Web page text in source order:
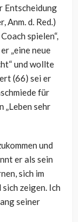
Entscheidung
Anm. d. Red.)
spielen“,
„eine neue
und wollte
(66) sei er
für
„Leben sehr
und
er als sein
sich im
zeigen. Ich
seiner